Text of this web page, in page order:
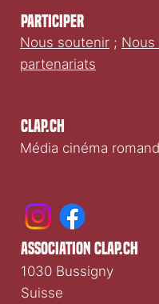
Clap.ch
Média cinéma
Participer
Nous soutenir ; Nous
partenariats
association clap.ch
1030 Bussigny
Suisse